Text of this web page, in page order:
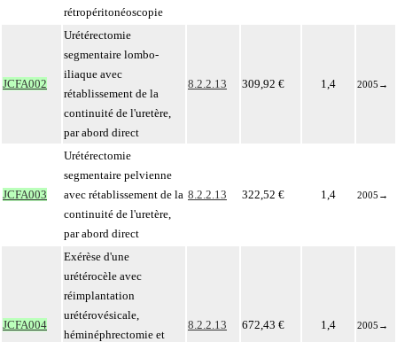
rétropéritonéoscopie
JCFA002
Urétérectomie
segmentaire lombo-
iliaque avec
rétablissement de la
continuité de l'uretère,
par abord direct
8.2.2.13 309,92 € 1,4 2005 →
JCFA003
Urétérectomie
segmentaire pelvienne
avec rétablissement de la
continuité de l'uretère,
par abord direct
8.2.2.13 322,52 € 1,4 2005 →
JCFA004
Exérèse d'une
urétérocèle avec
réimplantation
urétérovésicale,
héminéphrectomie et
8.2.2.13 672,43 € 1,4 2005 →